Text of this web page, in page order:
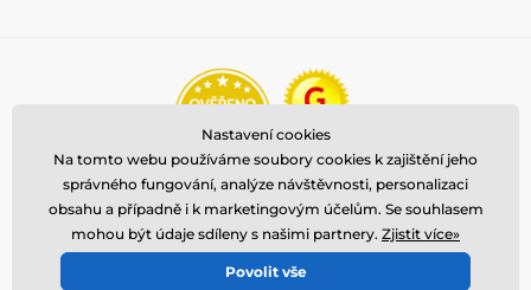
© 2026 www.reedog.cz ⦁ E-shop vytvořila
Nastavení cookies
Na tomto webu používáme soubory cookies k zajištění jeho
správného fungování, analýze návštěvnosti, personalizaci
obsahu a případně i k marketingovým účelům. Se souhlasem
mohou být údaje sdíleny s našimi partnery. Zjistit více»
Povolit vše